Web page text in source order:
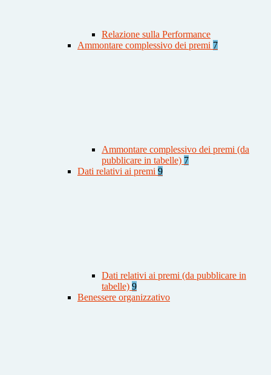
Relazione sulla Performance
Ammontare complessivo dei premi 7
Ammontare complessivo dei premi (da
pubblicare in tabelle) 7
Dati relativi ai premi 9
Dati relativi ai premi (da pubblicare in
tabelle) 9
Benessere organizzativo